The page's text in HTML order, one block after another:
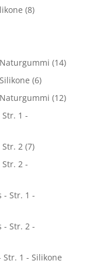
(8)
(14)
(6)
(12)
1 -
Str. 2 (7)
2 -
- Str. 1 -
- Str. 2 -
Str. 1 - Silikone